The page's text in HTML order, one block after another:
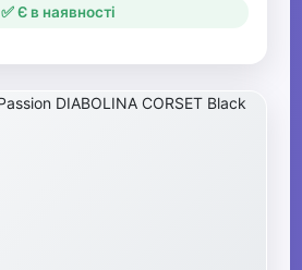
✅ Є в наявності